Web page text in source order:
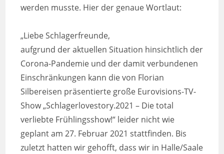
werden musste. Hier der genaue Wortlaut:
„Liebe Schlagerfreunde,
aufgrund der aktuellen Situation hinsichtlich der
Corona-Pandemie und der damit verbundenen
Einschränkungen kann die von Florian
Silbereisen präsentierte große Eurovisions-TV-
Show „Schlagerlovestory.2021 – Die total
verliebte Frühlingsshow!“ leider nicht wie
geplant am 27. Februar 2021 stattfinden. Bis
zuletzt hatten wir gehofft, dass wir in Halle/Saale